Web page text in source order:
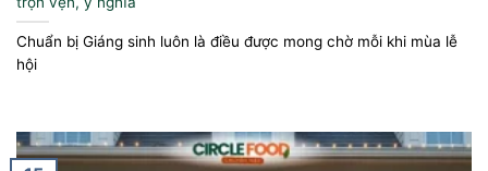
Chuẩn bị Giáng sinh luôn là điều được mong chờ mỗi khi mùa lễ
hội